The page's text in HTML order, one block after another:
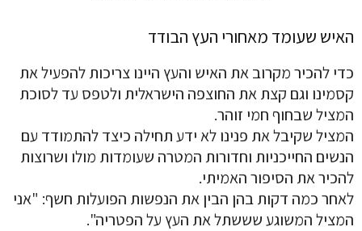
האיש שעומד מאחורי העץ הבודד
כדי להכיר מקרוב את האיש והעץ היינו צריכות להפעיל את
קסמינו וגם קצת את החוצפה הישראלית ולטפס עד לסוכת
המציל שבחוף חמי זוהר.
המציל שקיבל את פנינו לא ידע תחילה כיצד להתמודד עם
הנשים החייכניות וחדורות המטרה שעומדות מולו ושרוצות
להכיר את הסיפור האמיתי.
לאחר כמה דקות בהן הבין את הנפשות הפועלות חשף: "אני
המציל המשוגע שששתל את העץ על הפטריה".